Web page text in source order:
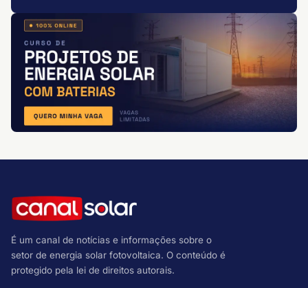
É um canal de notícias e informações sobre o
setor de energia solar fotovoltaica. O conteúdo é
protegido pela lei de direitos autorais.